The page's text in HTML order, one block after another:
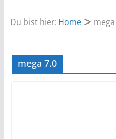
Du bist hier:Home
mega 7.0